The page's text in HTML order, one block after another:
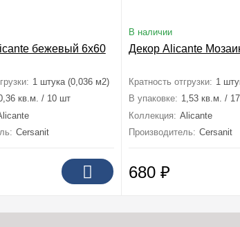
бежевый 6x60
1 штука (0,036 м2)
кв.м. / 10 шт
Cersanit
В наличии
Декор Alicante
Кратность отгрузки: 1
В упаковке: 1,53 кв.м. /
Коллекция: Alicante
Производитель: Cersanit
680 ₽